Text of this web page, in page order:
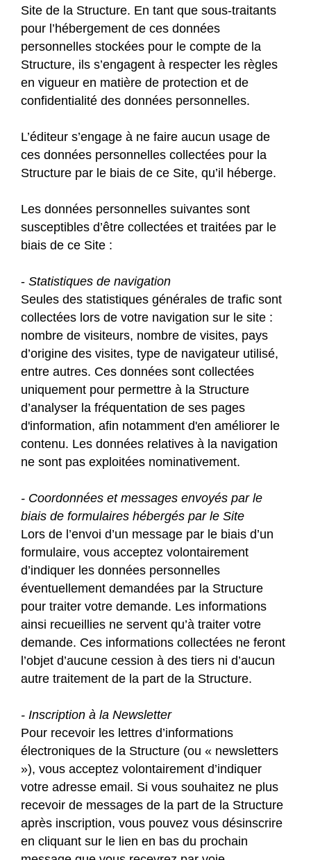
Site de la Structure. En tant que sous-traitants
pour l’hébergement de ces données
personnelles stockées pour le compte de la
Structure, ils s’engagent à respecter les règles
en vigueur en matière de protection et de
confidentialité des données personnelles.
L’éditeur s’engage à ne faire aucun usage de
ces données personnelles collectées pour la
Structure par le biais de ce Site, qu’il héberge.
Les données personnelles suivantes sont
susceptibles d’être collectées et traitées par le
biais de ce Site :
- Statistiques de navigation
Seules des statistiques générales de trafic sont
collectées lors de votre navigation sur le site :
nombre de visiteurs, nombre de visites, pays
d’origine des visites, type de navigateur utilisé,
entre autres. Ces données sont collectées
uniquement pour permettre à la Structure
d’analyser la fréquentation de ses pages
d'information, afin notamment d'en améliorer le
contenu. Les données relatives à la navigation
ne sont pas exploitées nominativement.
- Coordonnées et messages envoyés par le
biais de formulaires hébergés par le Site
Lors de l’envoi d’un message par le biais d’un
formulaire, vous acceptez volontairement
d’indiquer les données personnelles
éventuellement demandées par la Structure
pour traiter votre demande. Les informations
ainsi recueillies ne servent qu’à traiter votre
demande. Ces informations collectées ne feront
l’objet d’aucune cession à des tiers ni d’aucun
autre traitement de la part de la Structure.
- Inscription à la Newsletter
Pour recevoir les lettres d’informations
électroniques de la Structure (ou « newsletters
»), vous acceptez volontairement d’indiquer
votre adresse email. Si vous souhaitez ne plus
recevoir de messages de la part de la Structure
après inscription, vous pouvez vous désinscrire
en cliquant sur le lien en bas du prochain